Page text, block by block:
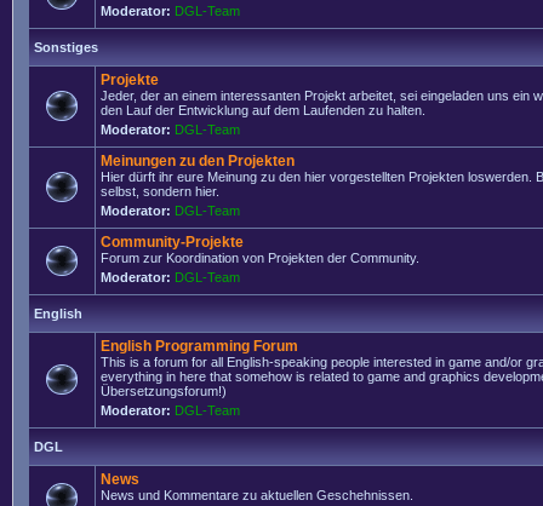
Moderator: DGL-Team
Sonstiges
Projekte
Jeder, der an einem interessanten Projekt arbeitet, sei eingeladen uns ein
den Lauf der Entwicklung auf dem Laufenden zu halten.
Moderator: DGL-Team
Meinungen zu den Projekten
Hier dürft ihr eure Meinung zu den hier vorgestellten Projekten loswerden.
selbst, sondern hier.
Moderator: DGL-Team
Community-Projekte
Forum zur Koordination von Projekten der Community.
Moderator: DGL-Team
English
English Programming Forum
This is a forum for all English-speaking people interested in game and/or
everything in here that somehow is related to game and graphics
Übersetzungsforum!)
Moderator: DGL-Team
DGL
News
News und Kommentare zu aktuellen Geschehnissen.